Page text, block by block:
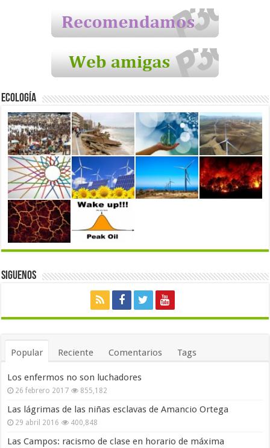
Ecología
Siguenos
Popular Reciente Comentarios Tags
Los enfermos no son luchadores
26 febrero 2017 855,182
Las lágrimas de las niñas esclavas de Amancio Ortega
29 abril 2016 400,848
Las Campos: racismo de clase en horario de máxima